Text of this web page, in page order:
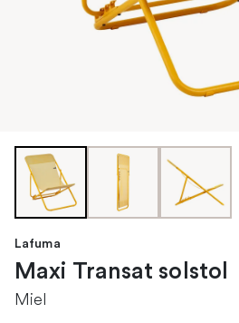
Lafuma
Maxi Transat solstol
Miel